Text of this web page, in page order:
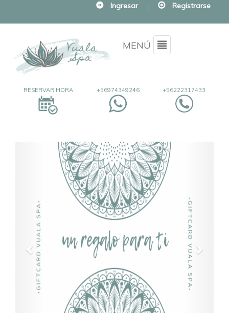
Ingresar | Registrarse
MENÚ Menu
+56222317433
+56974349246
RESERVAR HORA